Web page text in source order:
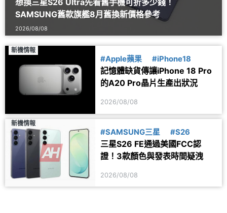
SAMSUNG舊款旗艦8月舊換新價格參考
2026/08/08
新機情報
#Apple蘋果 #iPhone18
記憶體缺貨傳讓iPhone 18 Pro
的A20 Pro晶片生產出狀況
2026/08/08
新機情報
#SAMSUNG三星 #S26
三星S26 FE通過美國FCC認
證！3款顏色與發表時間疑洩
2026/08/08